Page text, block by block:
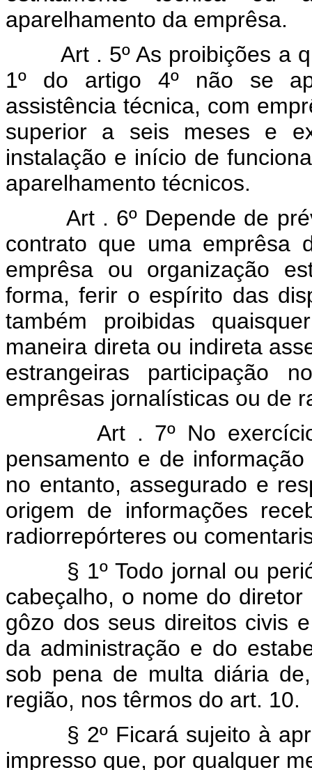
aparelhamento da emprêsa.
Art . 5º As proibições a
1º do artigo 4º não se
assistência técnica, com
superior a seis meses e
instalação e início de
aparelhamento técnicos.
Art . 6º Depende de
contrato que uma emprêsa
emprêsa ou organização
forma, ferir o espírito das
também proibidas
maneira direta ou indireta
estrangeiras participação
emprêsas jornalísticas ou de
Art . 7º No
pensamento e de
no entanto, assegurado e
origem de informações
radiorrepórteres ou
§ 1º Todo jornal ou
cabeçalho, o nome do
gôzo dos seus direitos civis
da administração e do
sob pena de multa diária
região, nos têrmos do art. 10.
§ 2º Ficará sujeito à
impresso que, por qualquer